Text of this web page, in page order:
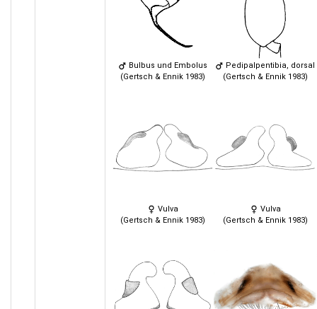
Bulbus und Embolus
(Gertsch & Ennik 1983)
Pedipalpentibia, dorsal
(Gertsch & Ennik 1983)
Vulva
(Gertsch & Ennik 1983)
Vulva
(Gertsch & Ennik 1983)